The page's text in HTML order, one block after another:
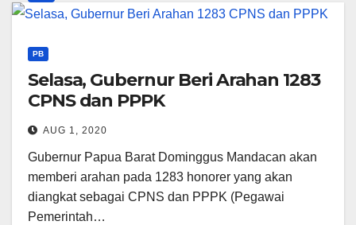
PB
Selasa, Gubernur Beri Arahan 1283
CPNS dan PPPK
AUG 1, 2020
Gubernur Papua Barat Dominggus Mandacan akan
memberi arahan pada 1283 honorer yang akan
diangkat sebagai CPNS dan PPPK (Pegawai
Pemerintah…